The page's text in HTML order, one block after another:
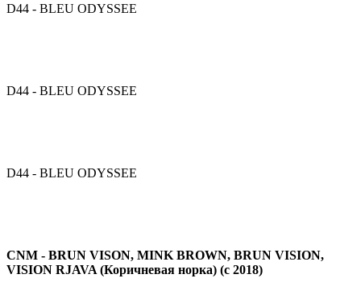
D44 - BLEU ODYSSEE
D44 - BLEU ODYSSEE
D44 - BLEU ODYSSEE
CNM - BRUN VISON, MINK BROWN, BRUN VISION,
VISION RJAVA (Коричневая норка) (с 2018)